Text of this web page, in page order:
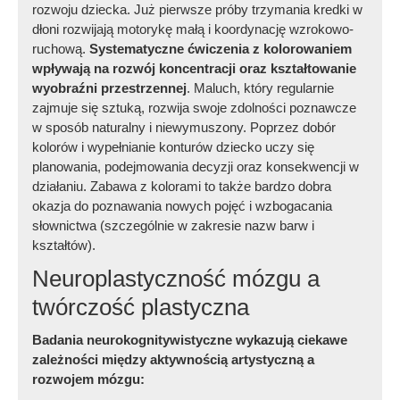
rozwoju dziecka. Już pierwsze próby trzymania kredki w
dłoni rozwijają motorykę małą i koordynację wzrokowo-
ruchową.Systematyczne ćwiczenia z kolorowaniem
wpływają na rozwój koncentracji oraz kształtowanie
wyobraźni przestrzennej. Maluch, który regularnie
zajmuje się sztuką, rozwija swoje zdolności poznawcze
w sposób naturalny i niewymuszony. Poprzez dobór
kolorów i wypełnianie konturów dziecko uczy się
planowania, podejmowania decyzji oraz konsekwencji w
działaniu. Zabawa z kolorami to także bardzo dobra
okazja do poznawania nowych pojęć i wzbogacania
słownictwa (szczególnie w zakresie nazw barw i
kształtów).
Neuroplastyczność mózgu a
twórczość plastyczna
Badania neurokognitywistyczne wykazują ciekawe
zależności między aktywnością artystyczną a
rozwojem mózgu: